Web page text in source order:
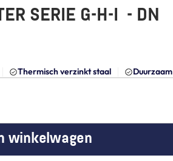
SERIE G-H-I  - DN
Thermisch verzinkt staal Duurzaam
winkelwagen